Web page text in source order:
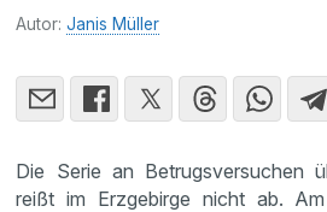
Autor:Janis Müller
Die Serie an Betrugsversuchen
reißt im Erzgebirge nicht ab.